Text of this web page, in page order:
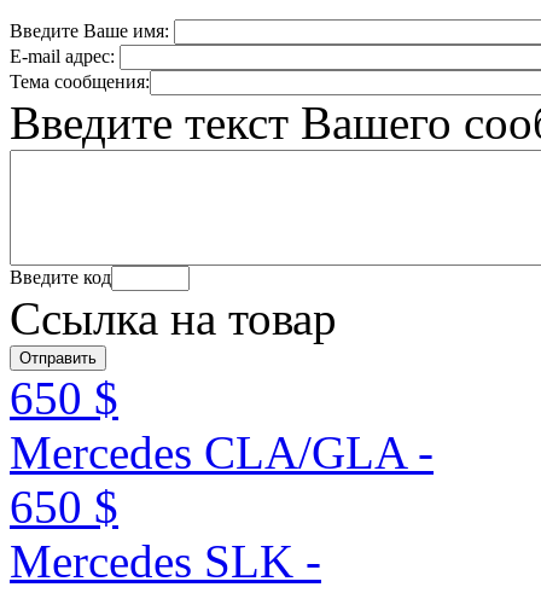
Введите Ваше имя:
E-mail адрес:
Тема сообщения:
Введите текст Вашего
Введите код
Ссылка на товар
650 $
Mercedes CLA/GLA -
650 $
Mercedes SLK -